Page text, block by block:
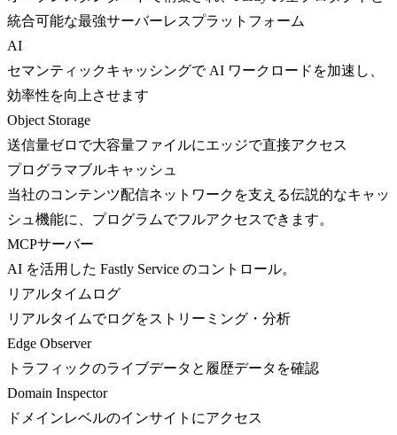
統合可能な最強サーバーレスプラットフォーム
AI
セマンティックキャッシングで AI ワークロードを加速し、
効率性を向上させます
Object Storage
送信量ゼロで大容量ファイルにエッジで直接アクセス
プログラマブルキャッシュ
当社のコンテンツ配信ネットワークを支える伝説的なキャッ
シュ機能に、プログラムでフルアクセスできます。
MCPサーバー
AI を活用した Fastly Service のコントロール。
リアルタイムログ
リアルタイムでログをストリーミング・分析
Edge Observer
トラフィックのライブデータと履歴データを確認
Domain Inspector
ドメインレベルのインサイトにアクセス